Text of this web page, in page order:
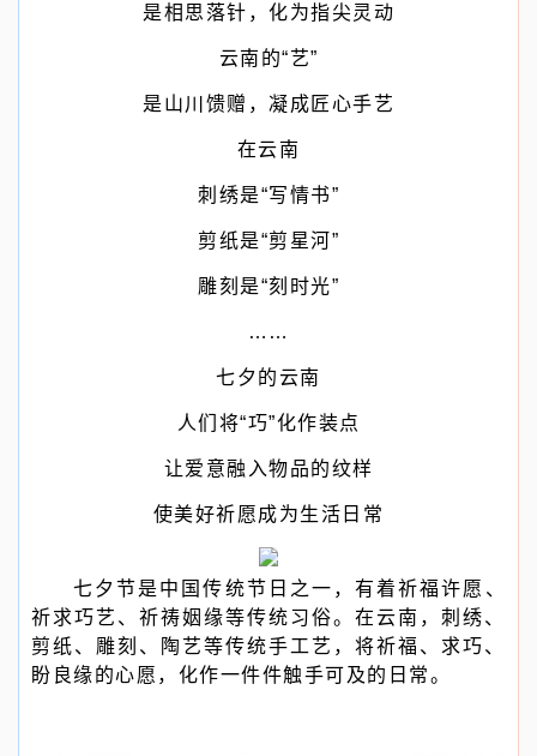
是相思落针，化为指尖灵动
云南的“艺”
是山川馈赠，凝成匠心手艺
在云南
刺绣是“写情书”
剪纸是“剪星河”
雕刻是“刻时光”
……
七夕的云南
人们将“巧”化作装点
让爱意融入物品的纹样
使美好祈愿成为生活日常
七夕节是中国传统节日之一，有着祈福许愿、
祈求巧艺、祈祷姻缘等传统习俗。在云南，刺绣、
剪纸、雕刻、陶艺等传统手工艺，将祈福、求巧、
盼良缘的心愿，化作一件件触手可及的日常。